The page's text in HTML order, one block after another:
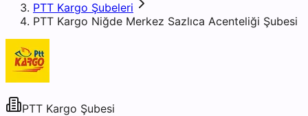
PTT Kargo Şubeleri
PTT Kargo Niğde Merkez Sazlıca Acenteliği Şubesi
PTT Kargo Şubesi